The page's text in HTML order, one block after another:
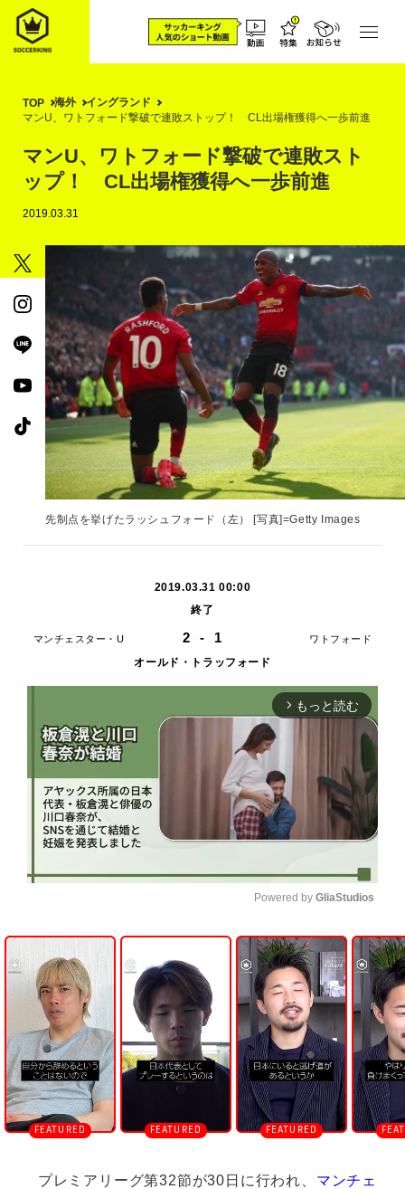
TOP 海外
イングランド
マンU、ワトフォード撃破で連敗ストップ！ CL出場権獲得へ一歩前進
マンU、ワトフォード撃破で連敗スト
ップ！ CL出場権獲得へ一歩前進
2019.03.31
先制点を挙げたラッシュフォード（左） [写真]=Getty Images
2019.03.31 00:00
終了
マンチェスター・U 2 - 1 ワトフォード
オールド・トラッフォード
arrow_forward_ios もっと読む
U
n
m
u
t
e
Powered by GliaStudios
プレミアリーグ第32節が30日に行われ、 マンチェ